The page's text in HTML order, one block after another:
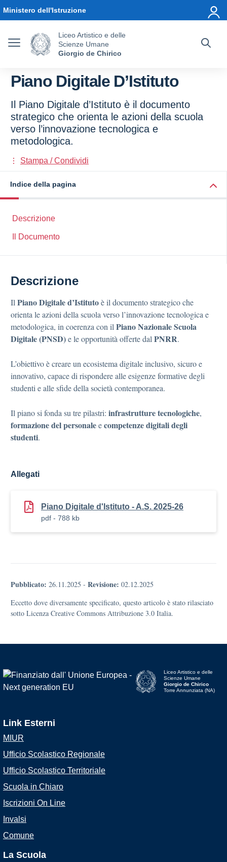
Ministero dell'Istruzione
Liceo Artistico e delle
Scienze Umane
Giorgio de Chirico
Piano Digitale D’Istituto
Il Piano Digitale d’Istituto è il documento
strategico che orienta le azioni della scuola
verso l’innovazione tecnologica e
metodologica.
Stampa / Condividi
Indice della pagina
Descrizione
Il Documento
Descrizione
Il Piano Digitale d’Istitutoè il documento strategico che
orienta le azioni della scuola verso l’innovazione tecnologica e
metodologica, in coerenza con il Piano Nazionale Scuola
Digitale (PNSD)e le opportunità offerte dal PNRR.
L’obiettivo è creare un ecosistema digitale inclusivo, sicuro e
innovativo, capace di rispondere alle esigenze formative degli
studenti e alle sfide della società contemporanea.
Il piano si fonda su tre pilastri: infrastrutture tecnologiche,
formazione del personaleecompetenze digitali degli
studenti.
Allegati
Piano Digitale d'Istituto - A.S. 2025-26
pdf - 788 kb
Pubblicato: 26.11.2025 - Revisione: 02.12.2025
Eccetto dove diversamente specificato, questo articolo è stato rilasciato
sotto Licenza Creative Commons Attribuzione 3.0 Italia.
Liceo Artistico e delle
Scienze Umane
Giorgio de Chirico
Torre Annunziata (NA)
Link Esterni
MIUR
Ufficio Scolastico Regionale
Ufficio Scolastico Territoriale
Scuola in Chiaro
Iscrizioni On Line
Invalsi
Comune
La Scuola